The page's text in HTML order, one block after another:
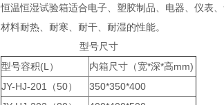
恒温恒湿试验箱适合电子、塑胶制品、电器、仪表
材料耐热、耐寒、耐干、耐湿的性能。
型号尺寸
型号容积(L）
内箱尺寸（宽*深*高mm)
JY-HJ-201（50）
350*350*400